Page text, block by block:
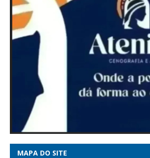
MAPA DO SITE